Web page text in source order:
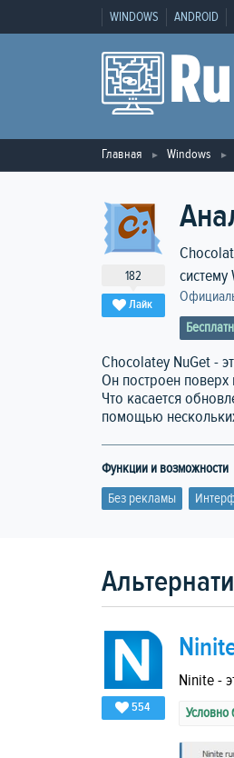
WINDOWS ANDROID
Главная Windows
182
Лайк
систему
Chocolatey NuGet -
Он построен поверх
Что касается
помощью
Функции и возможности
Без рекламы
554
Ninite -
Условно